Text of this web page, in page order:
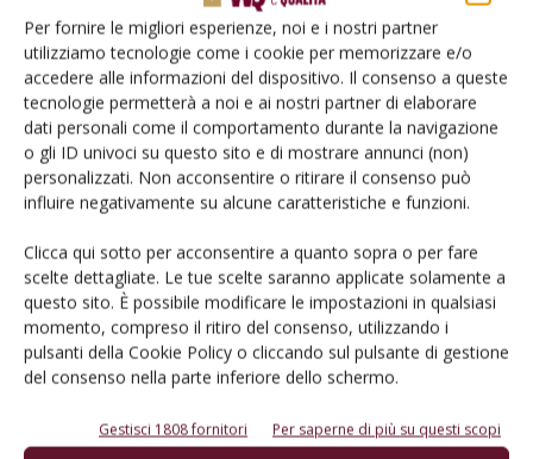
Per fornire le migliori esperienze, noi e i nostri partner
utilizziamo tecnologie come i cookie per memorizzare e/o
accedere alle informazioni del dispositivo. Il consenso a queste
tecnologie permetterà a noi e ai nostri partner di elaborare
dati personali come il comportamento durante la navigazione
o gli ID univoci su questo sito e di mostrare annunci (non)
personalizzati. Non acconsentire o ritirare il consenso può
influire negativamente su alcune caratteristiche e funzioni.
Clicca qui sotto per acconsentire a quanto sopra o per fare
scelte dettagliate. Le tue scelte saranno applicate solamente a
questo sito. È possibile modificare le impostazioni in qualsiasi
momento, compreso il ritiro del consenso, utilizzando i
pulsanti della Cookie Policy o cliccando sul pulsante di gestione
del consenso nella parte inferiore dello schermo.
Gestisci 1808 fornitori Per saperne di più su questi scopi
LASCIA UN COMMENTO